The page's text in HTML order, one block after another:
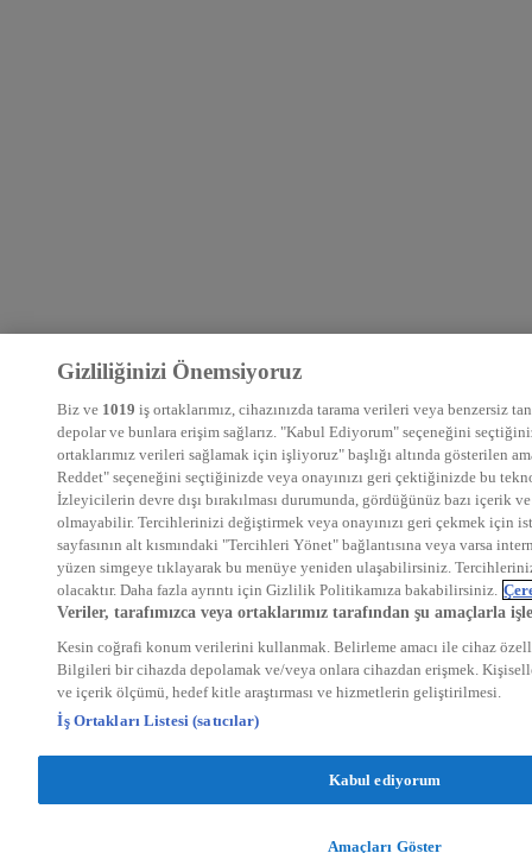
Gizliliğinizi Önemsiyoruz
Biz ve 1019 iş ortaklarımız, cihazınızda tarama verileri veya benzersiz
depolar ve bunlara erişim sağlarız. "Kabul Ediyorum" seçeneğini
ortaklarımız verileri sağlamak için işliyoruz" başlığı altında gösterilen
Reddet" seçeneğini seçtiğinizde veya onayınızı geri çektiğinizde bu
İzleyicilerin devre dışı bırakılması durumunda, gördüğünüz bazı içerik
olmayabilir. Tercihlerinizi değiştirmek veya onayınızı geri çekmek için
sayfasının alt kısmındaki "Tercihleri Yönet" bağlantısına veya varsa
yüzen simgeye tıklayarak bu menüye yeniden ulaşabilirsiniz.
olacaktır. Daha fazla ayrıntı için Gizlilik Politikamıza bakabilirsiniz.
Veriler, tarafımızca veya ortaklarımız tarafından şu amaçlarla
Kesin coğrafi konum verilerini kullanmak. Belirleme amacı ile cihaz
Bilgileri bir cihazda depolamak ve/veya onlara cihazdan erişmek.
ve içerik ölçümü, hedef kitle araştırması ve hizmetlerin geliştirilmesi.
İş Ortakları Listesi (satıcılar)
Kabul ediyorum
Amaçları Göster